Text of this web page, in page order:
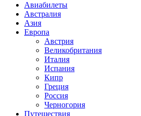
Авиабилеты
Австралия
Азия
Европа
Австрия
Великобритания
Италия
Испания
Кипр
Греция
Россия
Черногория
Путешествия